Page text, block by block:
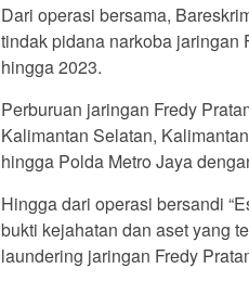
Dari operasi bersama,
tindak pidana narkoba jaringan
hingga 2023.
Perburuan jaringan Fredy
Kalimantan Selatan,
hingga Polda Metro Jaya
Hingga dari operasi bersandi
bukti kejahatan dan aset yang
laundering jaringan Fredy